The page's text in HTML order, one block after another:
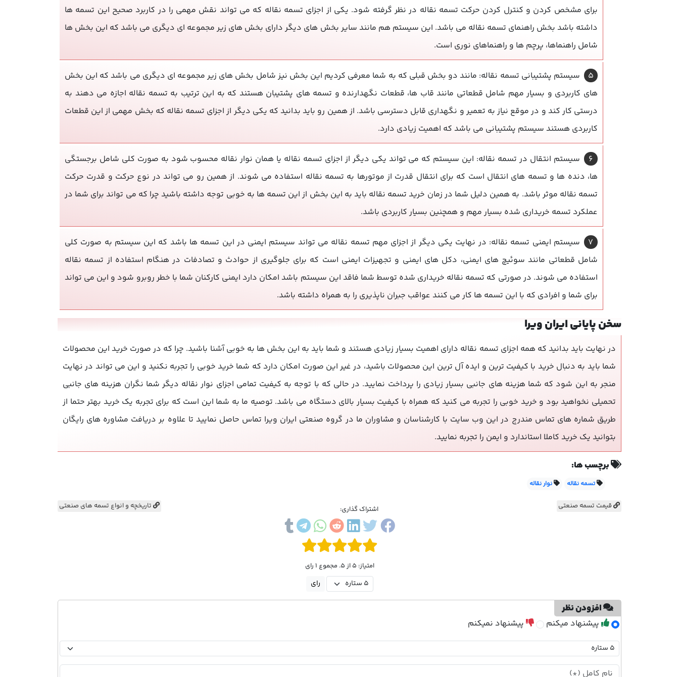
برای مشخص کردن و کنترل کردن حرکت تسمه نقاله در نظر گرفته شود. یکی از اجزای تسمه نقاله که می تواند نقش مهمی را در کاربرد صحیح این تسمه ها
داشته باشد بخش راهنمای تسمه نقاله می باشد. این سیستم هم مانند سایر بخش های دیگر دارای بخش های زیر مجموعه ای دیگری می باشد که این بخش ها
شامل راهنماها، پرچم ها و راهنماهای نوری است.
سیستم پشتیبانی تسمه نقاله: مانند دو بخش قبلی که به شما معرفی کردیم این بخش نیز شامل بخش های زیر مجموعه ای دیگری می باشد که این بخش
های کاربردی و بسیار مهم شامل قطعاتی مانند قاب ها، قطعات نگهدارنده و تسمه های پشتیبان هستند که به این ترتیب به تسمه نقاله اجازه می دهند به
درستی کار کند و در موقع نیاز به تعمیر و نگهداری قابل دسترسی باشد. از همین رو باید بدانید که یکی دیگر از اجزای تسمه نقاله که بخش مهمی از این قطعات
کاربردی هستند سیستم پشتیبانی می باشد که اهمیت زیادی دارد.
سیستم انتقال در تسمه نقاله: این سیستم که می تواند یکی دیگر از اجزای تسمه نقاله یا همان نوار نقاله محسوب شود به صورت کلی شامل برجستگی
ها، دنده ها و تسمه های انتقال است که برای انتقال قدرت از موتورها به تسمه نقاله استفاده می شوند. از همین رو می تواند در نوع حرکت و قدرت حرکت
تسمه نقاله موثر باشد. به همین دلیل شما در زمان خرید تسمه نقاله باید به این بخش از این تسمه ها به خوبی توجه داشته باشید چرا که می تواند برای شما در
عملکرد تسمه خریداری شده بسیار مهم و همچنین بسیار کاربردی باشد.
سیستم ایمنی تسمه نقاله: در نهایت یکی دیگر از اجزای مهم تسمه نقاله می تواند سیستم ایمنی در این تسمه ها باشد که این سیستم به صورت کلی
شامل قطعاتی مانند سوئیچ های ایمنی، دکل های ایمنی و تجهیزات ایمنی است که برای جلوگیری از حوادث و تصادفات در هنگام استفاده از تسمه نقاله
استفاده می شوند. در صورتی که تسمه نقاله خریداری شده توسط شما فاقد این سیستم باشد امکان دارد ایمنی کارکنان شما با خطر روبرو شود و این می تواند
برای شما و افرادی که با این تسمه ها کار می کنند عواقب جبران ناپذیری را به همراه داشته باشد.
سخن پایانی ایران ویرا
در نهایت باید بدانید که همه اجزای تسمه نقاله دارای اهمیت بسیار زیادی هستند و شما باید به این بخش ها به خوبی آشنا باشید. چرا که در صورت خرید این محصولات
شما باید به دنبال خرید با کیفیت ترین و ایده آل ترین این محصولات باشید، در غیر این صورت امکان دارد که شما خرید خوبی را تجربه نکنید و این می تواند در نهایت
منجر به این شود که شما هزینه های جانبی بسیار زیادی را پرداخت نمایید. در حالی که با توجه به کیفیت تمامی اجزای نوار نقاله دیگر شما نگران هزینه های جانبی
تحمیلی نخواهید بود و خرید خوبی را تجربه می کنید که همراه با کیفیت بسیار بالای دستگاه می باشد. توصیه ما به شما این است که برای تجربه یک خرید بهتر حتما از
طریق شماره های تماس مندرج در این وب سایت با کارشناسان و مشاوران ما در گروه صنعتی ایران ویرا تماس حاصل نمایید تا علاوه بر دریافت مشاوره های رایگان
بتوانید یک خرید کاملا استاندارد و ایمن را تجربه نمایید.
برچسب ها:
تسمه نقاله نوار نقاله
قیمت تسمه صنعتی تاریخچه و انواع تسمه های صنعتی اشتراک گذاری:
امتیاز: 5 از 5. مجموع 1 رای
افزودن نظر
پیشنهاد میکنم پیشنهاد نمیکنم